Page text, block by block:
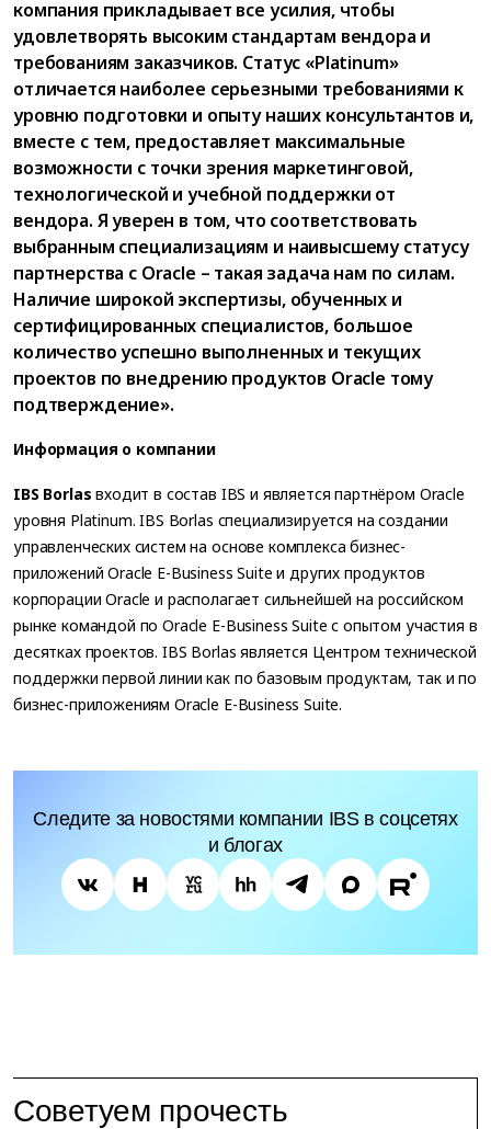
компания прикладывает все усилия, чтобы
удовлетворять высоким стандартам вендора и
требованиям заказчиков. Статус «Platinum»
отличается наиболее серьезными требованиями к
уровню подготовки и опыту наших консультантов и,
вместе с тем, предоставляет максимальные
возможности с точки зрения маркетинговой,
технологической и учебной поддержки от
вендора. Я уверен в том, что соответствовать
выбранным специализациям и наивысшему статусу
партнерства с Oracle – такая задача нам по силам.
Наличие широкой экспертизы, обученных и
сертифицированных специалистов, большое
количество успешно выполненных и текущих
проектов по внедрению продуктов Oracle тому
подтверждение».
Информация о компании
IBS Borlas входит в состав IBS и является партнёром Oracle
уровня Platinum. IBS Borlas специализируется на создании
управленческих систем на основе комплекса бизнес-
приложений Oracle E-Business Suite и других продуктов
корпорации Oracle и располагает сильнейшей на российском
рынке командой по Oracle E-Business Suite с опытом участия в
десятках проектов. IBS Borlas является Центром технической
поддержки первой линии как по базовым продуктам, так и по
бизнес-приложениям Oracle E-Business Suite.
Следите за новостями компании IBS в соцсетях
и блогах
Советуем прочесть